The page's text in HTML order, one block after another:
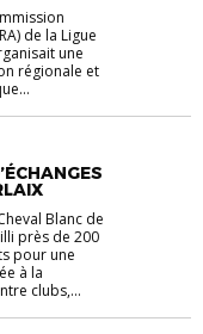
de la Ligue
une
régionale et
Blanc de
près de 200
pour une
à la
clubs,...